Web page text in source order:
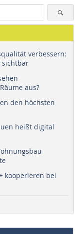
verbessern:
sichtbar
aus?
den höchsten
heißt digital
kooperieren bei